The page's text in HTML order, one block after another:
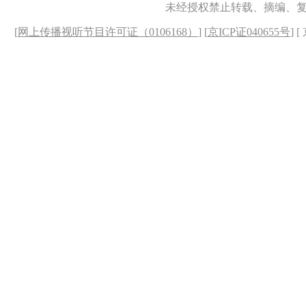
未经授权禁止转载、摘编、
[网上传播视听节目许可证（0106168） ] [京ICP证040655号] [